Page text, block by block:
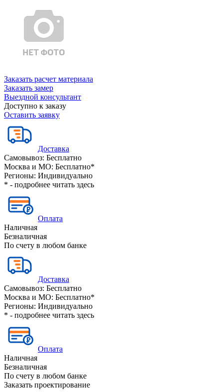
Заказать расчет материала
Заказать замер
Выездной консультант
Доступно к заказу
Оставить заявку
Доставка
Самовывоз: Бесплатно
Москва и МО: Бесплатно*
Регионы: Индивидуально
* - подробнее читать здесь
Оплата
Наличная
Безналичная
По счету в любом банке
Доставка
Самовывоз: Бесплатно
Москва и МО: Бесплатно*
Регионы: Индивидуально
* - подробнее читать здесь
Оплата
Наличная
Безналичная
По счету в любом банке
Заказать проектирование